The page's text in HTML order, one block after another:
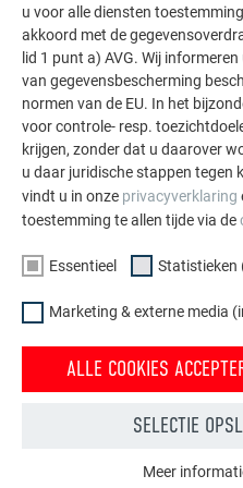
MEER REFERENTIES
u voor alle diensten
akkoord met de
lid 1 punt a) AVG. Wij
van gegevensbescherming
normen van de EU. In het
voor controle- resp.
krijgen, zonder dat u daarover
u daar juridische stappen tegen
vindt u in onze privacyverklaring
toestemming te allen tijde via de
Essentieel Statistieken
Marketing & externe media
ALLE COOKIES
SELECTIE
Meer